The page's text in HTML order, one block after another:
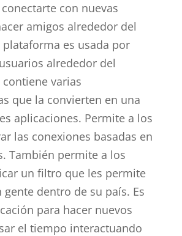
con nuevas
amigos alrededor del
plataforma es usada por
alrededor del
varias
que la convierten en una
aplicaciones. Permite a los
las conexiones basadas en
También permite a los
un filtro que les permite
gente dentro de su país. Es
para hacer nuevos
el tiempo interactuando